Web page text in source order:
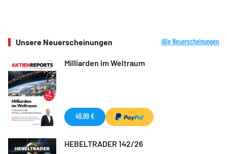
Unsere Neuerscheinungen Alle Neuerscheinungen
Milliarden im Weltraum
49,99 €
HEBELTRADER 142/26